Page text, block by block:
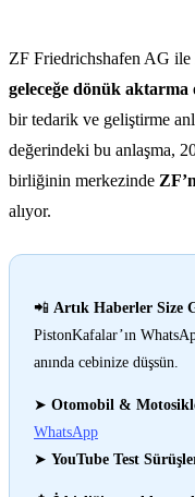
ZF Friedrichshafen AG
geleceğe dönük
bir tedarik ve geliştirme
değerindeki bu anlaşma,
birliğinin merkezinde
alıyor.
📲 Artık Haberler Size
PistonKafalar’ın
anında cebinize düşsün.
➤ Otomobil &
WhatsApp
➤ YouTube Test